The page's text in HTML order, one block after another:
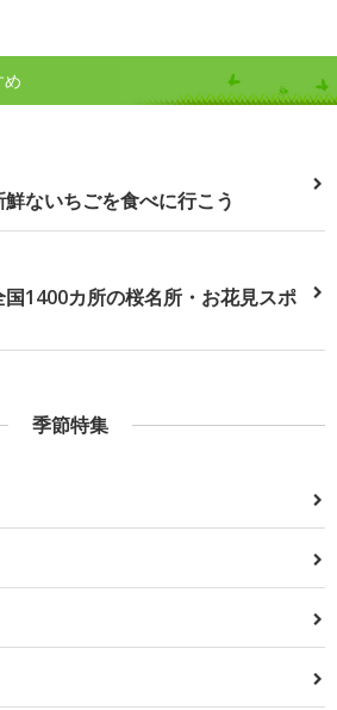
ないちごを食べに行こう
1400カ所の桜名所・お花見スポ
季節特集